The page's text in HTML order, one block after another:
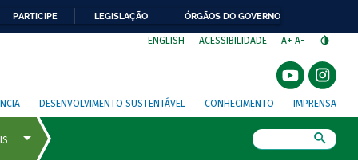
PARTICIPE LEGISLAÇÃO ÓRGÃOS DO GOVERNO
ENGLISH ACESSIBILIDADE A+ A-
DESENVOLVIMENTO SUSTENTÁVEL CONHECIMENTO IMPRENSA